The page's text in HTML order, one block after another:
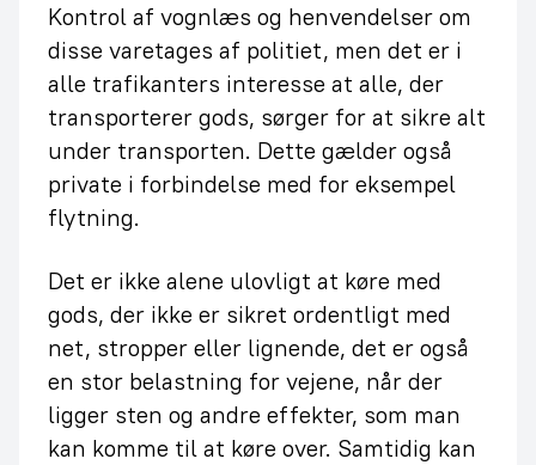
Kontrol af vognlæs og henvendelser om
disse varetages af politiet, men det er i
alle trafikanters interesse at alle, der
transporterer gods, sørger for at sikre alt
under transporten. Dette gælder også
private i forbindelse med for eksempel
flytning.
Det er ikke alene ulovligt at køre med
gods, der ikke er sikret ordentligt med
net, stropper eller lignende, det er også
en stor belastning for vejene, når der
ligger sten og andre effekter, som man
kan komme til at køre over. Samtidig kan